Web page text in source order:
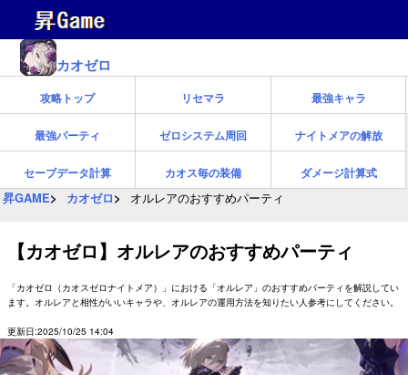
カオゼロ
攻略トップ リセマラ 最強キャラ
最強パーティ ゼロシステム周回 ナイトメアの解放
セーブデータ計算 カオス毎の装備 ダメージ計算式
昇GAME カオゼロ オルレアのおすすめパーティ
【カオゼロ】オルレアのおすすめパーティ
「カオゼロ（カオスゼロナイトメア）」における「オルレア」のおすすめパーティを解説してい
ます。オルレアと相性がいいキャラや、オルレアの運用方法を知りたい人参考にしてください。
更新日:2025/10/25 14:04